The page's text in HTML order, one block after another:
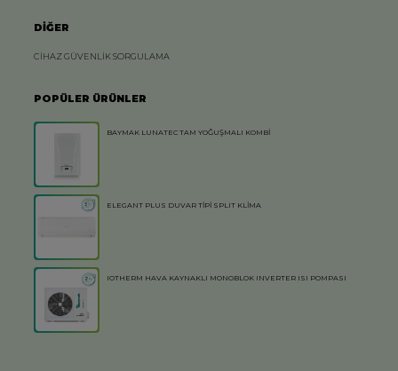
DİĞER
CİHAZ GÜVENLİK SORGULAMA
POPÜLER ÜRÜNLER
BAYMAK LUNATEC TAM YOĞUŞMALI KOMBİ
ELEGANT PLUS DUVAR TİPİ SPLIT KLİMA
IOTHERM HAVA KAYNAKLI MONOBLOK INVERTER ISI POMPASI